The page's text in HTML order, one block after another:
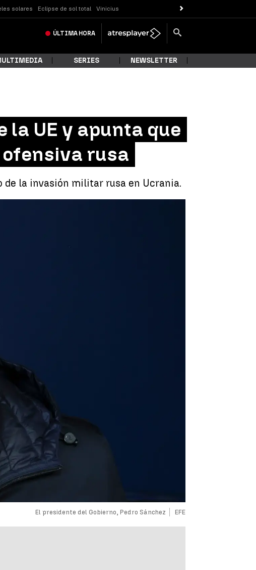
solares Eclipse de sol total Vinicius
ÚLTIMA HORA
SERIES NEWSLETTER
la UE y apunta que
rusa
de la invasión militar rusa en Ucrania.
El presidente del Gobierno, Pedro Sánchez EFE